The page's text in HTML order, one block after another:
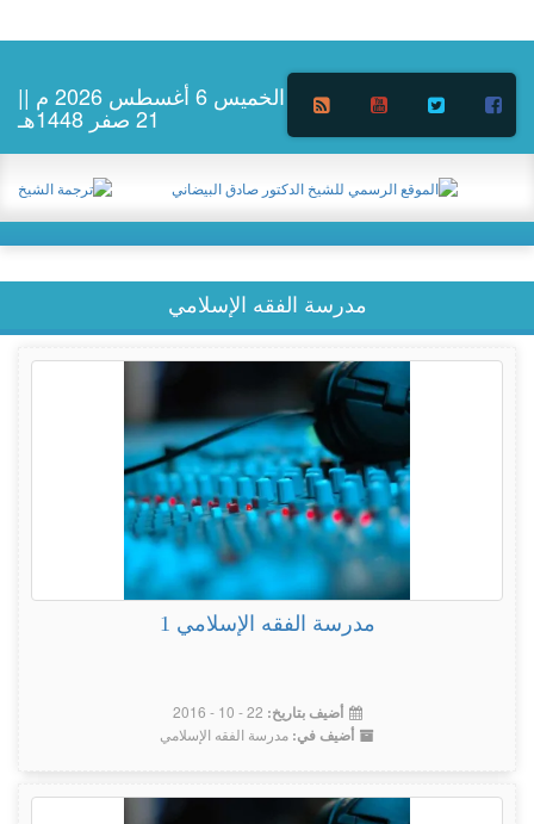
الخميس 6 أغسطس 2026 م ||
21 صفر 1448هـ
مدرسة الفقه الإسلامي
مدرسة الفقه الإسلامي 1
أضيف بتاريخ:
أضيف في: مدرسة الفقه الإسلامي